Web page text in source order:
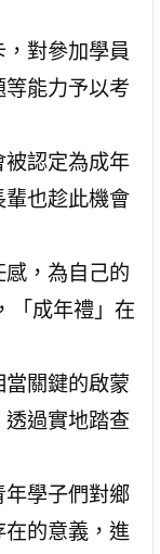
對參加學員
能力予以考
認定為成年
也趁此機會
，為自己的
「成年禮」在
關鍵的啟蒙
過實地踏查
學子們對鄉
的意義，進